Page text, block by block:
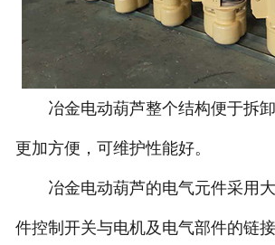
抓斗
电动平车
冶金电动葫芦整个结构便于拆卸
更加方便，可维护性能好。
冶金电动葫芦的电气元件采用大
件控制开关与电机及电气部件的链